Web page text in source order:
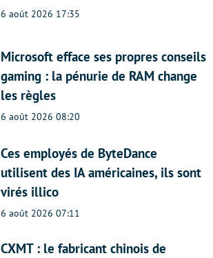
6 août 2026 17:35
Microsoft efface ses propres conseils
gaming : la pénurie de RAM change
les règles
6 août 2026 08:20
Ces employés de ByteDance
utilisent des IA américaines, ils sont
virés illico
6 août 2026 07:11
CXMT : le fabricant chinois de